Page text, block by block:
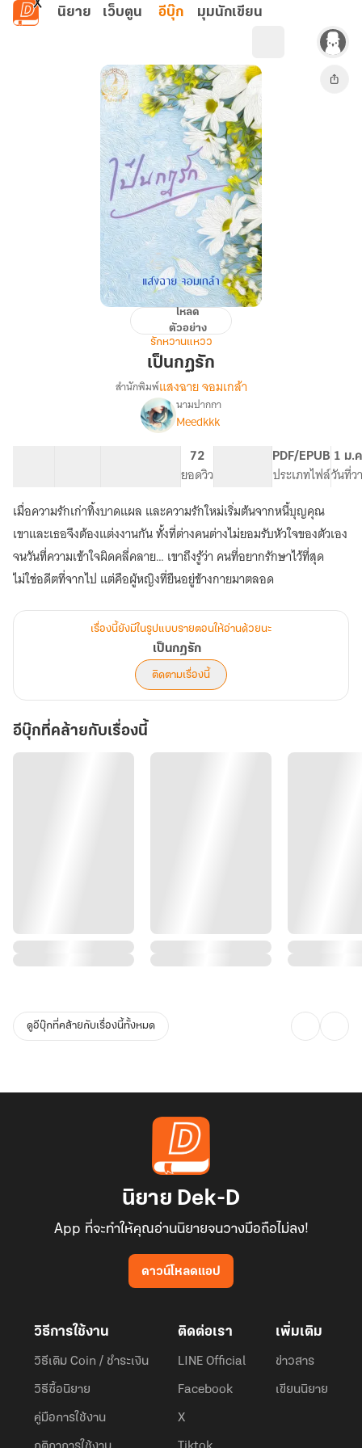
ข้ามไปยังเนื้อหาหลัก
นิยาย เว็บตูน อีบุ๊ก มุมนักเขียน
โหลด
ตัวอย่าง
รักหวานแหวว
เป็นกฏรัก
เรื่อง
เป็นก
ฏรัก
สำนักพิมพ์แสงฉาย จอมเกล้า
นามปากกา
Meedkkk
72
ยอดวิว
PDF/EPUB
ประเภทไฟล์
1 ม.
วันที่ว
เมื่อความรักเก่าทิ้งบาดแผล และความรักใหม่เริ่มต้นจากหนี้บุญคุณ
เขาและเธอจึงต้องแต่งงานกัน ทั้งที่ต่างคนต่างไม่ยอมรับหัวใจของตัวเอง
จนวันที่ความเข้าใจผิดคลี่คลาย… เขาถึงรู้ว่า คนที่อยากรักษาไว้ที่สุด
เรื่องนี้ยังมีในรูปแบบรายตอนให้อ่านด้วยนะ
เป็นกฏรัก
ติดตามเรื่องนี้
อีบุ๊กที่คล้ายกับเรื่องนี้
ดูอีบุ๊กที่คล้ายกับเรื่องนี้ทั้งหมด
นิยาย Dek-D
App ที่จะทำให้คุณอ่านนิยายจนวางมือถือไม่ลง!
ดาวน์โหลดแอป
วิธีการใช้งาน
วิธีเติม Coin / ชำระเงิน
วิธีซื้อนิยาย
คู่มือการใช้งาน
ติดต่อเรา
LINE Official
Facebook
X
เพิ่มเติม
ข่าวสาร
เขียนนิยาย